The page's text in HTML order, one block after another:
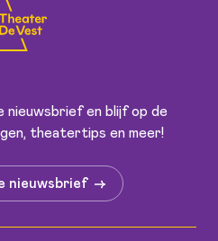
nieuwsbrief en blijf op de
theatertips en meer!
nieuwsbrief